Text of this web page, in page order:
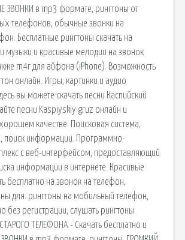
ЗВОНКИ в mp3 формате, рингтоны от
телефонов, обычные звонки на
Бесплатные рингтоны скачать на
музыки и красивые мелодии на звонок
m4r для айфона (iPhone). Возможность
онлайн. Игры, картинки и аудио
вы можете скачать песни Каспийский
песни Kaspiyskiy gruz онлайн и
качестве. Поисковая сиcтема,
поиск информации. Программно-
с веб-интерфейсом, предоставляющий
информации в интернете. Красивые
бесплатно на звонок на телефон,
для. рингтоны на мобильный телефон,
без регистрации, слушать рингтоны
ТЕЛЕФОНА - Скачать бесплатно и